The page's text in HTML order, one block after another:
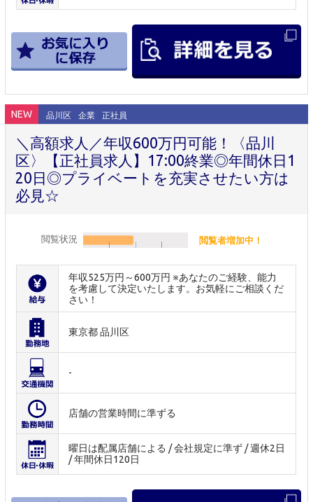
NEW 品川区 企業 正社員
＼高額求人／年収600万円可能！〈品川
区〉【正社員求人】17:00終業◎年間休日1
20日◎プライベートを充実させたい方は
必見☆
閲覧状況 閲覧者増加中！
年収525万円～600万円 ※あなたのご経験、能力
を考慮して決定いたします。お気軽にご相談くだ
さい！
東京都 品川区
-
店舗の営業時間に準ずる
曜日は配属店舗による / 会社規定に準ず / 週休2日
/ 年間休日120日